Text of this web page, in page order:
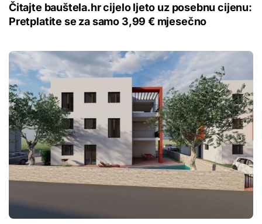
Čitajte bauštela.hr cijelo ljeto uz posebnu cijenu:
Pretplatite se za samo 3,99 € mjesečno